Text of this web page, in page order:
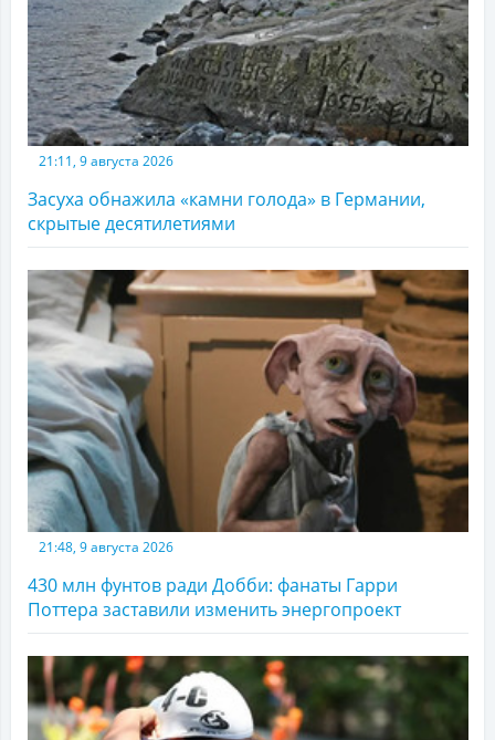
21:11, 9 августа 2026
Засуха обнажила «камни голода» в Германии,
скрытые десятилетиями
21:48, 9 августа 2026
430 млн фунтов ради Добби: фанаты Гарри
Поттера заставили изменить энергопроект